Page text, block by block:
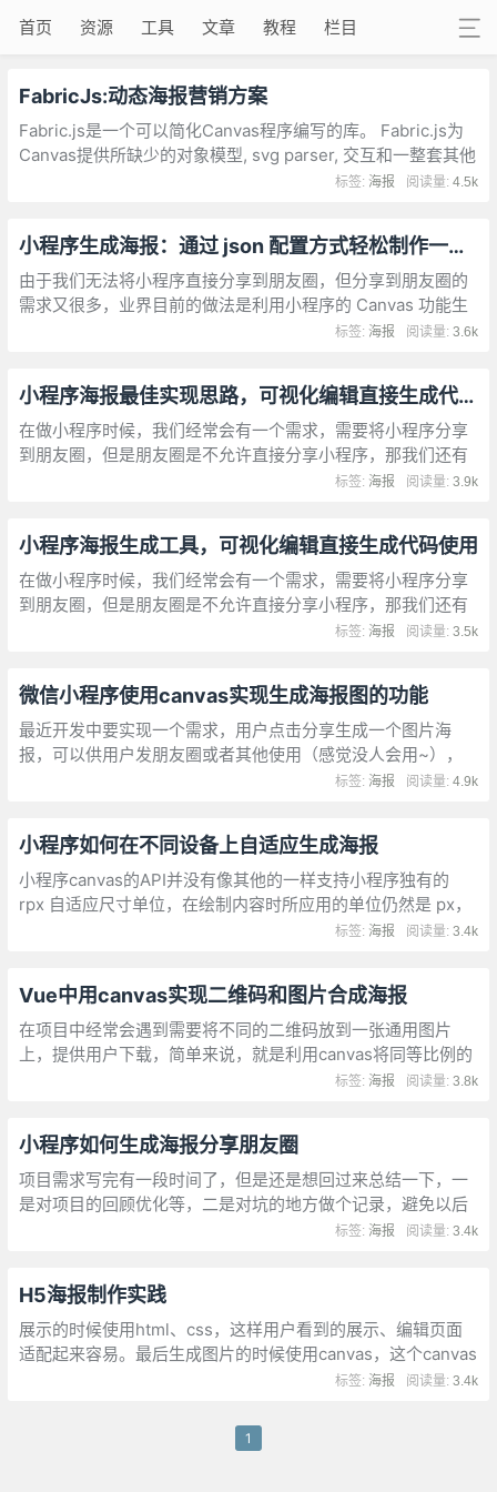
首页 资源 工具 文章 教程 栏目
FabricJs:动态海报营销方案
Fabric.js是一个可以简化Canvas程序编写的库。 Fabric.js为
Canvas提供所缺少的对象模型, svg parser, 交互和一整套其他
不可或缺的工具。Fabric.js可以做很多事情，如下：
阅读量:4.5k
标签: 海报
小程序生成海报：通过 json 配置方式轻松制作一张海报图
由于我们无法将小程序直接分享到朋友圈，但分享到朋友圈的
需求又很多，业界目前的做法是利用小程序的 Canvas 功能生
成一张带有二维码的图片，然后引导用户下载图片到本地后再
阅读量:3.6k
标签: 海报
小程序海报最佳实现思路，可视化编辑直接生成代码使用
在做小程序时候，我们经常会有一个需求，需要将小程序分享
到朋友圈，但是朋友圈是不允许直接分享小程序，那我们还有
其他的办法解决吗?答案肯定是有的，即 canvas 生成个性化海
阅读量:3.9k
标签: 海报
小程序海报生成工具，可视化编辑直接生成代码使用
在做小程序时候，我们经常会有一个需求，需要将小程序分享
到朋友圈，但是朋友圈是不允许直接分享小程序，那我们还有
其他的办法解决吗?答案肯定是有的，即 canvas 生成个性化海
阅读量:3.5k
标签: 海报
微信小程序使用canvas实现生成海报图的功能
最近开发中要实现一个需求，用户点击分享生成一个图片海
报，可以供用户发朋友圈或者其他使用（感觉没人会用~），
用到了小程序canvas，和web上的功能基本一样，记录一下。
阅读量:4.9k
标签: 海报
小程序如何在不同设备上自适应生成海报
小程序canvas的API并没有像其他的一样支持小程序独有的
rpx 自适应尺寸单位，在绘制内容时所应用的单位仍然是 px，
那么如何实现不同尺寸屏幕的自适应呢？们的在开发中常用的
阅读量:3.4k
标签: 海报
Vue中用canvas实现二维码和图片合成海报
在项目中经常会遇到需要将不同的二维码放到一张通用图片
上，提供用户下载，简单来说，就是利用canvas将同等比例的
阅读量:3.8k
标签: 海报
小程序如何生成海报分享朋友圈
项目需求写完有一段时间了，但是还是想回过来总结一下，一
是对项目的回顾优化等，二是对坑的地方做个记录，避免以后
遇到类似的问题。利用微信强大的社交能力通过小程序达到裂
阅读量:3.4k
标签: 海报
H5海报制作实践
展示的时候使用html、css，这样用户看到的展示、编辑页面
适配起来容易。最后生成图片的时候使用canvas，这个canvas
是隐藏的，用户不可见，这样还有一个优点，最终生成的海报
阅读量:3.4k
标签: 海报
1